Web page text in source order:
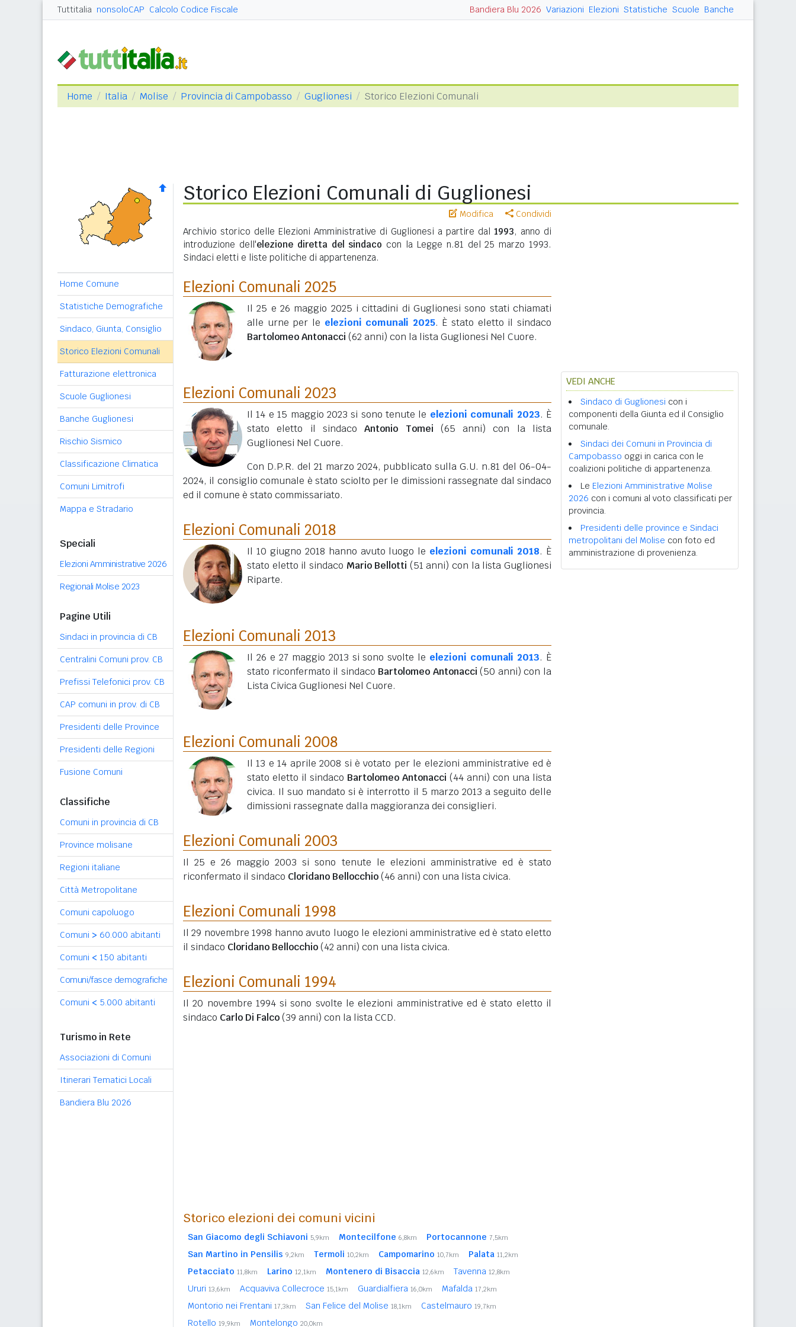
Tuttitalia nonsoloCAP Calcolo Codice Fiscale Bandiera Blu 2026 Variazioni Elezioni Statistiche Scuole Banche
Home Italia Molise Provincia di Campobasso Guglionesi Storico Elezioni Comunali
Home Comune
Statistiche Demografiche
Sindaco, Giunta, Consiglio
Storico Elezioni Comunali
Fatturazione elettronica
Scuole Guglionesi
Banche Guglionesi
Rischio Sismico
Classificazione Climatica
Comuni Limitrofi
Mappa e Stradario
Speciali
Elezioni Amministrative 2026
Regionali Molise 2023
Pagine Utili
Sindaci in provincia di CB
Centralini Comuni prov. CB
Prefissi Telefonici prov. CB
CAP comuni in prov. di CB
Presidenti delle Province
Presidenti delle Regioni
Fusione Comuni
Classifiche
Comuni in provincia di CB
Province molisane
Regioni italiane
Città Metropolitane
Comuni capoluogo
Comuni > 60.000 abitanti
Comuni < 150 abitanti
Comuni/fasce demografiche
Comuni < 5.000 abitanti
Turismo in Rete
Associazioni di Comuni
Itinerari Tematici Locali
Bandiera Blu 2026
Storico Elezioni Comunali di Guglionesi
Modifica Condividi
Archivio storico delle Elezioni Amministrative di Guglionesi a partire dal 1993, anno di
introduzione dell'elezione diretta del sindaco con la Legge n.81 del 25 marzo 1993.
Sindaci eletti e liste politiche di appartenenza.
Elezioni Comunali 2025
Il 25 e 26 maggio 2025 i cittadini di Guglionesi sono stati chiamati
alle urne per le elezioni comunali 2025. È stato eletto il sindaco
Bartolomeo Antonacci (62 anni) con la lista Guglionesi Nel Cuore.
Elezioni Comunali 2023
Il 14 e 15 maggio 2023 si sono tenute le elezioni comunali 2023. È
stato eletto il sindacoAntonio Tomei (65 anni) con la lista
Guglionesi Nel Cuore.
Con D.P.R. del 21 marzo 2024, pubblicato sulla G.U. n.81 del 06-04-
2024, il consiglio comunale è stato sciolto per le dimissioni rassegnate dal sindaco
ed il comune è stato commissariato.
Elezioni Comunali 2018
Il 10 giugno 2018 hanno avuto luogo le elezioni comunali 2018. È
stato eletto il sindaco Mario Bellotti (51 anni) con la lista Guglionesi
Riparte.
Elezioni Comunali 2013
Il 26 e 27 maggio 2013 si sono svolte le elezioni comunali 2013. È
stato riconfermato il sindaco Bartolomeo Antonacci (50 anni) con la
Lista Civica Guglionesi Nel Cuore.
Elezioni Comunali 2008
Il 13 e 14 aprile 2008 si è votato per le elezioni amministrative ed è
stato eletto il sindaco Bartolomeo Antonacci (44 anni) con una lista
civica. Il suo mandato si è interrotto il 5 marzo 2013 a seguito delle
dimissioni rassegnate dalla maggioranza dei consiglieri.
Elezioni Comunali 2003
Il 25 e 26 maggio 2003 si sono tenute le elezioni amministrative ed è stato
riconfermato il sindaco Cloridano Bellocchio(46 anni) con una lista civica.
Elezioni Comunali 1998
Il 29 novembre 1998 hanno avuto luogo le elezioni amministrative ed è stato eletto
il sindaco Cloridano Bellocchio(42 anni) con una lista civica.
Elezioni Comunali 1994
Il 20 novembre 1994 si sono svolte le elezioni amministrative ed è stato eletto il
sindaco Carlo Di Falco(39 anni) con la lista CCD.
Storico elezioni dei comuni vicini
San Giacomo degli Schiavoni 5,9km Montecilfone 6,8km Portocannone 7,5km
San Martino in Pensilis 9,2km Termoli 10,2km Campomarino 10,7km Palata 11,2km
Petacciato 11,8km Larino 12,1km Montenero di Bisaccia 12,6km Tavenna 12,8km
Ururi 13,6km Acquaviva Collecroce 15,1km Guardialfiera 16,0km Mafalda 17,2km
Montorio nei Frentani 17,3km San Felice del Molise 18,1km Castelmauro 19,7km
Rotello 19,9km Montelongo 20,0km
VEDI ANCHE
Sindaco di Guglionesi con i
componenti della Giunta ed il Consiglio
comunale.
Sindaci dei Comuni in Provincia di
Campobasso oggi in carica con le
coalizioni politiche di appartenenza.
Le Elezioni Amministrative Molise
2026 con i comuni al voto classificati per
provincia.
Presidenti delle province e Sindaci
metropolitani del Molise con foto ed
amministrazione di provenienza.